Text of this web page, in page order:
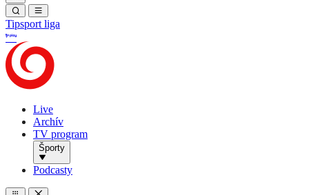
Tipsport liga
Live
Archív
TV program
Športy
Podcasty